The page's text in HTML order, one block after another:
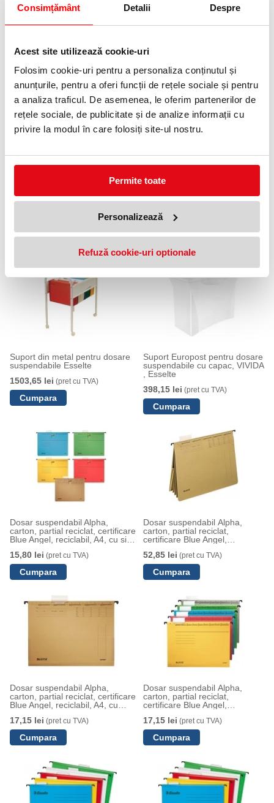
Consimțământ Detalii Despre
Acest site utilizează cookie-uri
Folosim cookie-uri pentru a personaliza conținutul și
anunțurile, pentru a oferi funcții de rețele sociale și pentru
a analiza traficul. De asemenea, le oferim partenerilor de
rețele sociale, de publicitate și de analize informații cu
privire la modul în care folosiți site-ul nostru.
Permite toate
Personalizează
Refuză cookie-uri optionale
Carucior dosare suspendabile
499,99 lei(pret cu TVA)
Dosar suspendabil Alpha,
reciclabil, A4, natur, Leitz
carton, partial reciclat, certificare
carton, partial reciclat,
reciclabil, cu separatoare, A4,
14,55 lei
Suport din metal pentru dosare
suspendabile Esselte
1503,65 lei (pret cu TVA)
Suport Europost pentru dosare
suspendabile cu capac, VIVIDA
, Esselte
398,15 lei (pret cu TVA)
Dosar suspendabil Alpha,
carton, partial reciclat, certificare
Blue Angel, reciclabil, A4, cu sina
15,80 lei (pret cu TVA)
Dosar suspendabil Alpha,
carton, partial reciclat,
certificare Blue Angel,
Leitz
52,85 lei (pret cu TVA)
Dosar suspendabil Alpha,
carton, partial reciclat, certificare
Blue Angel, reciclabil, A4, cu
17,15 lei (pret cu TVA)
Dosar suspendabil Alpha,
carton, partial reciclat,
certificare Blue Angel,
17,15 lei (pret cu TVA)